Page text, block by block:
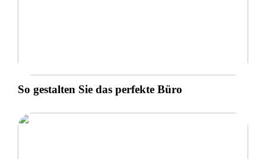
So gestalten Sie das perfekte Büro